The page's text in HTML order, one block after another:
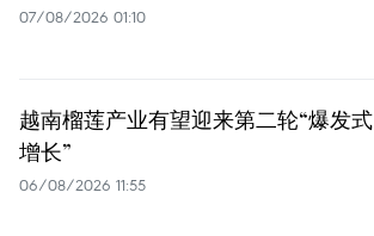
07/08/2026 01:10
越南榴莲产业有望迎来第二轮“爆发式
增长”
06/08/2026 11:55